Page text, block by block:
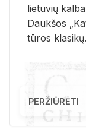
lie­tu­vių
Dauk­šos
tū­ros kla­si­kų.
PERŽIŪRĖTI